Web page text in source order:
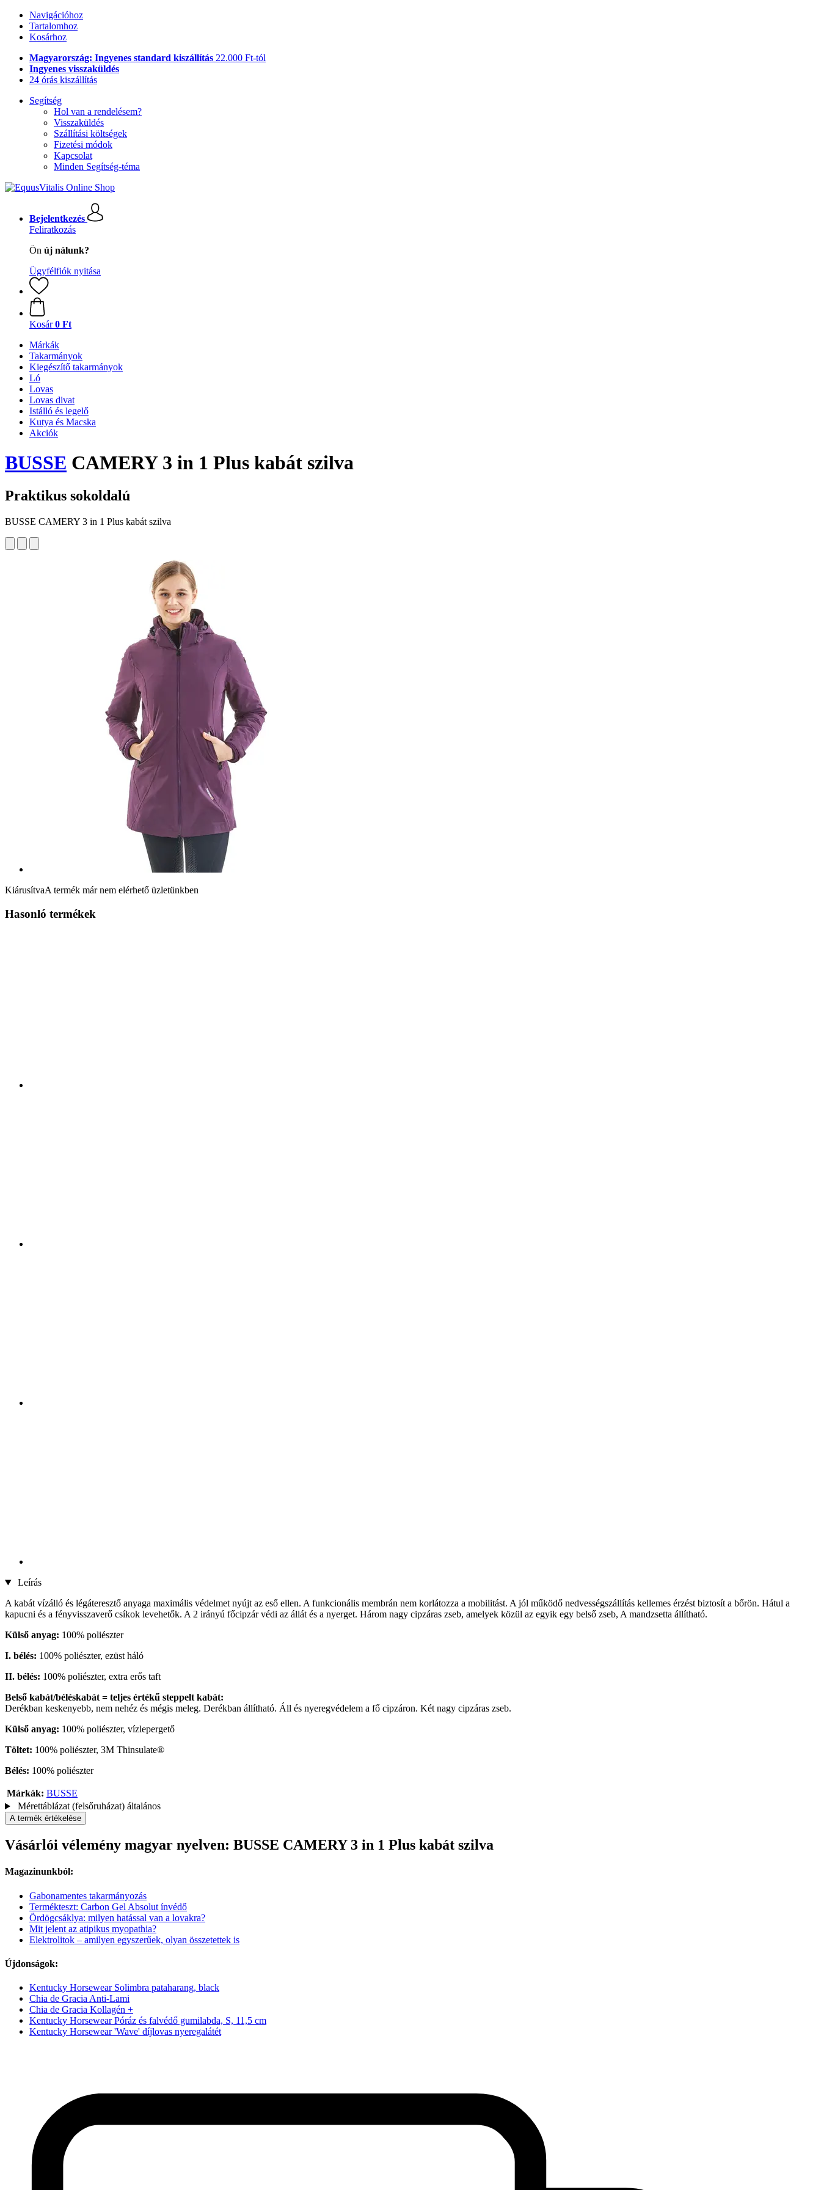
Navigációhoz
Tartalomhoz
Kosárhoz
Magyarország: Ingyenes standard kiszállítás 22.000 Ft-tól
Ingyenes visszaküldés
24 órás kiszállítás
Segítség
Hol van a rendelésem?
Visszaküldés
Szállítási költségek
Fizetési módok
Kapcsolat
Minden Segítség-téma
Bejelentkezés
Feliratkozás
Ön új nálunk?
Ügyfélfiók nyitása
Kosár 0 Ft
Márkák
Takarmányok
Kiegészítő takarmányok
Ló
Lovas
Lovas divat
Istálló és legelő
Kutya és Macska
Akciók
BUSSE CAMERY 3 in 1 Plus kabát szilva
Praktikus sokoldalú
BUSSE CAMERY 3 in 1 Plus kabát szilva
KiárusítvaA termék már nem elérhető üzletünkben
Hasonló termékek
Leírás
A kabát vízálló és légáteresztő anyaga maximális védelmet nyújt az eső ellen. A funkcionális membrán nem korlátozza a mobilitást. A jól működő nedvességszállítás kellemes érzést biztosít a bőrön. Hátul a
kapucni és a fényvisszaverő csíkok levehetők. A 2 irányú főcipzár védi az állát és a nyerget. Három nagy cipzáras zseb, amelyek közül az egyik egy belső zseb, A mandzsetta állítható.
Külső anyag: 100% poliészter
I. bélés: 100% poliészter, ezüst háló
II. bélés: 100% poliészter, extra erős taft
Belső kabát/béléskabát = teljes értékű steppelt kabát:
Derékban keskenyebb, nem nehéz és mégis meleg. Derékban állítható. Áll és nyeregvédelem a fő cipzáron. Két nagy cipzáras zseb.
Külső anyag: 100% poliészter, vízlepergető
Töltet: 100% poliészter, 3M Thinsulate®
Bélés: 100% poliészter
Márkák: BUSSE
Mérettáblázat (felsőruházat) általános
A termék értékelése
Vásárlói vélemény magyar nyelven: BUSSE CAMERY 3 in 1 Plus kabát szilva
Magazinunkból:
Gabonamentes takarmányozás
Termékteszt: Carbon Gel Absolut ínvédő
Ördögcsáklya: milyen hatással van a lovakra?
Mit jelent az atipikus myopathia?
Elektrolitok – amilyen egyszerűek, olyan összetettek is
Újdonságok:
Kentucky Horsewear Solimbra pataharang, black
Chia de Gracia Anti-Lami
Chia de Gracia Kollagén +
Kentucky Horsewear Póráz és falvédő gumilabda, S, 11,5 cm
Kentucky Horsewear 'Wave' díjlovas nyeregalátét